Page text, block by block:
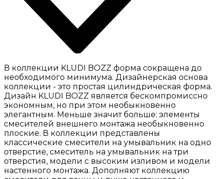
В коллекции KLUDI BOZZ форма сокращена до
необходимого минимума. Дизайнерская основа
коллекции - это простая цилиндрическая форма.
Дизайн KLUDI BOZZ является бескомпромиссно
экономным, но при этом необыкновенно
элегантным. Меньше значит больше: элементы
смесителей внешнего монтажа необыкновенно
плоские. В коллекции представлены
классические смесители на умывальник на одно
отверстие, смеситель на умывальник на три
отверстия, модели с высоким изливом и модели
настенного монтажа. Дополняют коллекцию